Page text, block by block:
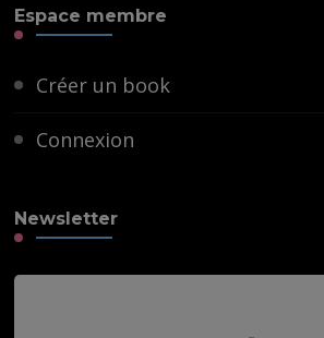
Espace membre
Créer un book
Connexion
Newsletter